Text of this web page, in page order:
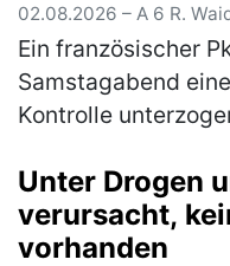
02.08.2026 – A 6 R.
Ein französischer
Samstagabend
Kontrolle
tschechische
Fahrers…(mehr)
Unter Drogen
verursacht, kein
vorhanden